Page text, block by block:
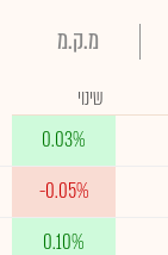
מ.ק.מ
שינוי
0.03%
-0.05%
0.10%